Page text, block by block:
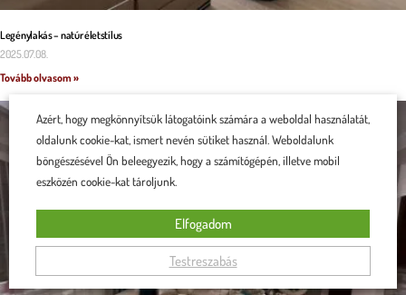
Legénylakás – natúr életstílus
2025.07.08.
Tovább olvasom »
Azért, hogy megkönnyítsük látogatóink számára a weboldal használatát,
oldalunk cookie-kat, ismert nevén sütiket használ. Weboldalunk
böngészésével Ön beleegyezik, hogy a számítógépén, illetve mobil
eszközén cookie-kat tároljunk.
Testreszabás
Elfogadom